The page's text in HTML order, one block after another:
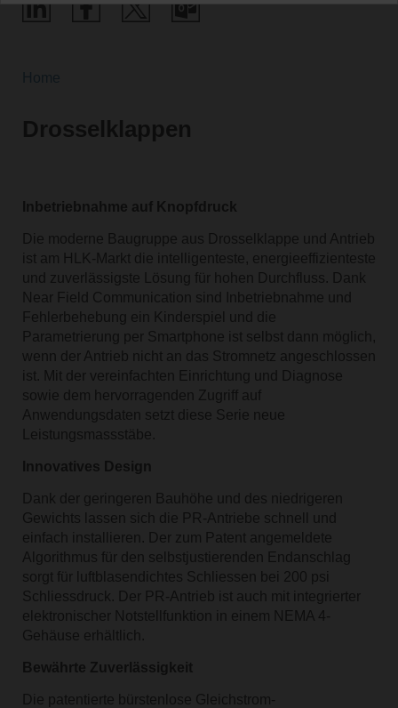
Drosselklappen
Inbetriebnahme auf Knopfdruck
Die moderne Baugruppe aus Drosselklappe und Antrieb
ist am HLK-Markt die intelligenteste, energieeffizienteste
und zuverlässigste Lösung für hohen Durchfluss. Dank
Near Field Communication sind Inbetriebnahme und
Fehlerbehebung ein Kinderspiel und die
Parametrierung per Smartphone ist selbst dann möglich,
wenn der Antrieb nicht an das Stromnetz angeschlossen
ist. Mit der vereinfachten Einrichtung und Diagnose
sowie dem hervorragenden Zugriff auf
Anwendungsdaten setzt diese Serie neue
Leistungsmassstäbe.
Innovatives Design
Dank der geringeren Bauhöhe und des niedrigeren
Gewichts lassen sich die PR-Antriebe schnell und
einfach installieren. Der zum Patent angemeldete
Algorithmus für den selbstjustierenden Endanschlag
sorgt für luftblasendichtes Schliessen bei 200 psi
Schliessdruck. Der PR-Antrieb ist auch mit integrierter
elektronischer Notstellfunktion in einem NEMA 4-
Gehäuse erhältlich.
Bewährte Zuverlässigkeit
Die patentierte bürstenlose Gleichstrom-